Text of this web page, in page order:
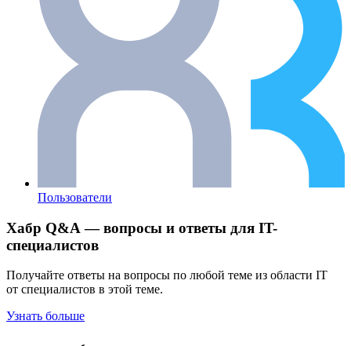
Пользователи
Хабр Q&A — вопросы и ответы для IT-
специалистов
Получайте ответы на вопросы по любой теме из области IT
от специалистов в этой теме.
Узнать больше